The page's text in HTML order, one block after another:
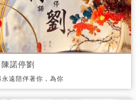
諾停劉
遠陪伴著你，為你